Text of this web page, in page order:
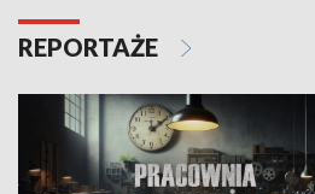
REPORTAŻE